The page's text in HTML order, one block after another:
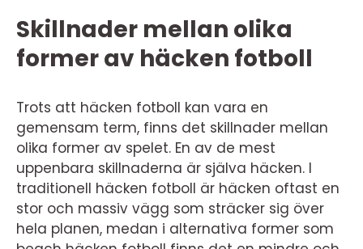
Skillnader mellan olika
former av häcken fotboll
Trots att häcken fotboll kan vara en
gemensam term, finns det skillnader mellan
olika former av spelet. En av de mest
uppenbara skillnaderna är själva häcken. I
traditionell häcken fotboll är häcken oftast en
stor och massiv vägg som sträcker sig över
hela planen, medan i alternativa former som